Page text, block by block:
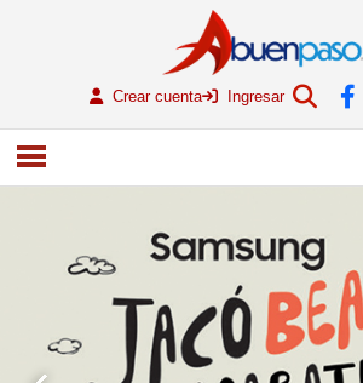
Crear cuenta Ingresar